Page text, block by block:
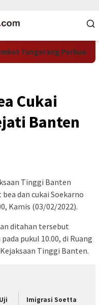
Tangerang Perkuat
Cukai
Banten
Tinggi Banten
dan cukai Soekarno
Kamis (03/02/2022).
ditahan tersebut
pukul 10.00, di Ruang
Tinggi Banten.
Imigrasi Soetta